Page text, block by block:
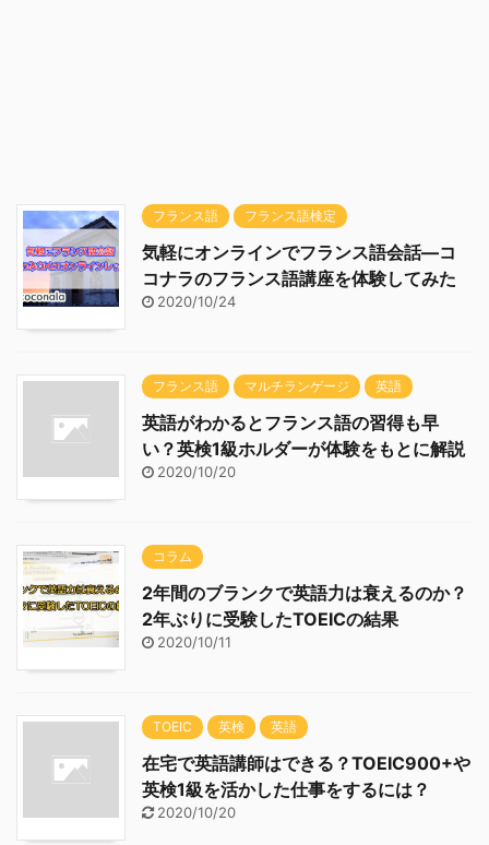
フランス語 フランス語検定
気軽にオンラインでフランス語会話―コ
コナラのフランス語講座を体験してみた
2020/10/24
フランス語 マルチランゲージ 英語
英語がわかるとフランス語の習得も早
い？英検1級ホルダーが体験をもとに解説
2020/10/20
コラム
2年間のブランクで英語力は衰えるのか？
2年ぶりに受験したTOEICの結果
2020/10/11
TOEIC 英検 英語
在宅で英語講師はできる？TOEIC900+や
英検1級を活かした仕事をするには？
2020/10/20